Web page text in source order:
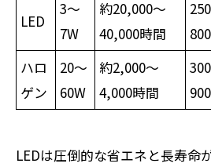
LED
3～
7W
約20,000～
40,000時間
ハロ
ゲン
20～
60W
約2,000～
4,000時間
LEDは圧倒的な省エネと長寿命